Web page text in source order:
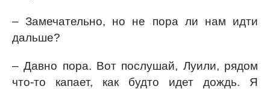
– Замечательно, но не пора ли нам идти
дальше?
– Давно пора. Вот послушай, Луили, рядом
что-то капает, как будто идет дождь. Я